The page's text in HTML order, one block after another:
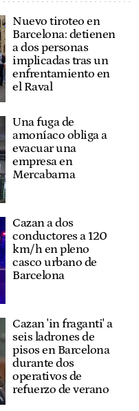
Nuevo tiroteo en
Barcelona: detienen
a dos personas
implicadas tras un
enfrentamiento en
el Raval
Una fuga de
amoníaco obliga a
evacuar una
empresa en
Mercabarna
Cazan a dos
conductores a 120
km/h en pleno
casco urbano de
Barcelona
Cazan 'in fraganti' a
seis ladrones de
pisos en Barcelona
durante dos
operativos de
refuerzo de verano